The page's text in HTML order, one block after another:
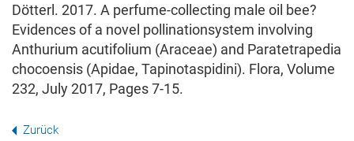
Dötterl. 2017. A perfume-collecting male oil bee?
Evidences of a novel pollinationsystem involving
Anthurium acutifolium (Araceae) and Paratetrapedia
chocoensis (Apidae, Tapinotaspidini). Flora, Volume
232, July 2017, Pages 7-15.
Zurück